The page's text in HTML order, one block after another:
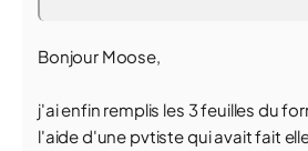
Bonjour Moose,
j'ai enfin remplis les 3 feuilles du
l'aide d'une pvtiste qui avait fait